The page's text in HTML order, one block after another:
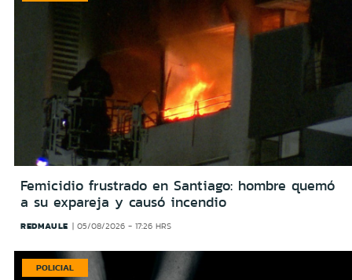
Femicidio frustrado en Santiago: hombre quemó
a su expareja y causó incendio
REDMAULE 05/08/2026 - 17:26 HRS
POLICIAL